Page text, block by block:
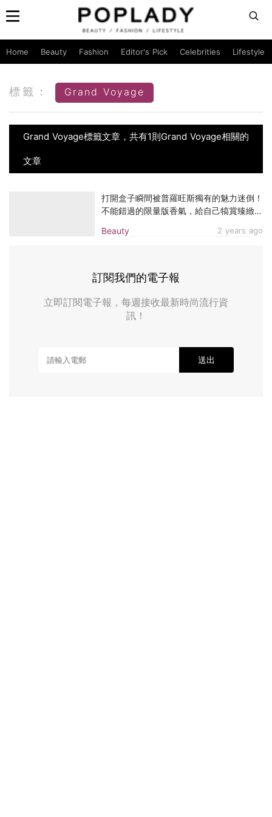
Home Beauty Fashion Editor's Pick Celebrities Lifestyle
標籤： Grand Voyage
Grand Voyage標籤文章，共有1則Grand Voyage相關的
文章
Beauty 2 years ago
打開盒子瞬間被普羅旺斯獨有的魅力迷倒！
不能錯過的限量版香氣，給自己犒賞臻緻禮
訂閱我們的電子報
立即訂閱電子報，每週接收最新時尚流行資
訊！
送出